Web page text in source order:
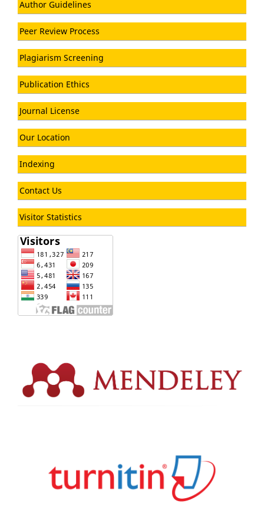
Author Guidelines
Peer Review Process
Plagiarism Screening
Publication Ethics
Journal License
Our Location
Indexing
Contact Us
Visitor Statistics